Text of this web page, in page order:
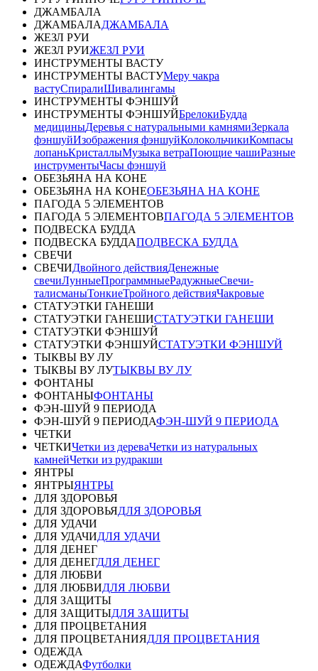
ДЖАМБАЛА
ДЖАМБАЛАДЖАМБАЛА
ЖЕЗЛ РУИ
ЖЕЗЛ РУИЖЕЗЛ РУИ
ИНСТРУМЕНТЫ ВАСТУ
ИНСТРУМЕНТЫ ВАСТУМеру чакра
вастуСпиралиШивалингамы
ИНСТРУМЕНТЫ ФЭНШУЙ
ИНСТРУМЕНТЫ ФЭНШУЙБрелокиБудда
медициныДеревья с натуральными камнямиЗеркала
фэншуйИзображения фэншуйКолокольчикиКомпасы
лопаньКристаллыМузыка ветраПоющие чашиРазные
инструментыЧасы фэншуй
ОБЕЗЬЯНА НА КОНЕ
ОБЕЗЬЯНА НА КОНЕОБЕЗЬЯНА НА КОНЕ
ПАГОДА 5 ЭЛЕМЕНТОВ
ПАГОДА 5 ЭЛЕМЕНТОВПАГОДА 5 ЭЛЕМЕНТОВ
ПОДВЕСКА БУДДА
ПОДВЕСКА БУДДАПОДВЕСКА БУДДА
СВЕЧИ
СВЕЧИДвойного действияДенежные
свечиЛунныеПрограммныеРадужныеСвечи-
талисманыТонкиеТройного действияЧакровые
СТАТУЭТКИ ГАНЕШИ
СТАТУЭТКИ ГАНЕШИСТАТУЭТКИ ГАНЕШИ
СТАТУЭТКИ ФЭНШУЙ
СТАТУЭТКИ ФЭНШУЙСТАТУЭТКИ ФЭНШУЙ
ТЫКВЫ ВУ ЛУ
ТЫКВЫ ВУ ЛУТЫКВЫ ВУ ЛУ
ФОНТАНЫ
ФОНТАНЫФОНТАНЫ
ФЭН-ШУЙ 9 ПЕРИОДА
ФЭН-ШУЙ 9 ПЕРИОДАФЭН-ШУЙ 9 ПЕРИОДА
ЧЕТКИ
ЧЕТКИЧетки из дереваЧетки из натуральных
камнейЧетки из рудракши
ЯНТРЫ
ЯНТРЫЯНТРЫ
ДЛЯ ЗДОРОВЬЯ
ДЛЯ ЗДОРОВЬЯДЛЯ ЗДОРОВЬЯ
ДЛЯ УДАЧИ
ДЛЯ УДАЧИДЛЯ УДАЧИ
ДЛЯ ДЕНЕГ
ДЛЯ ДЕНЕГДЛЯ ДЕНЕГ
ДЛЯ ЛЮБВИ
ДЛЯ ЛЮБВИДЛЯ ЛЮБВИ
ДЛЯ ЗАЩИТЫ
ДЛЯ ЗАЩИТЫДЛЯ ЗАЩИТЫ
ДЛЯ ПРОЦВЕТАНИЯ
ДЛЯ ПРОЦВЕТАНИЯДЛЯ ПРОЦВЕТАНИЯ
ОДЕЖДА
ОДЕЖДАФутболки